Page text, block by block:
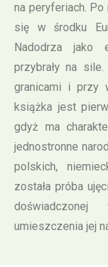
na peryferiach.
się w środku
Nadodrza jako
przybrały na
granicami i przy
książka jest
gdyż ma
jednostronne
polskich,
została próba
umieszczenia jej